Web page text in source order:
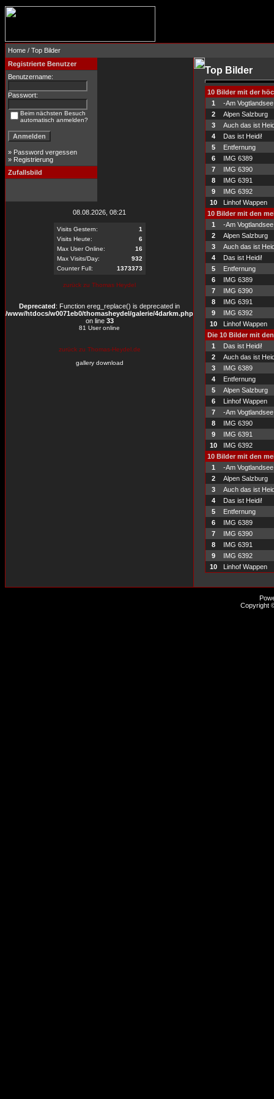
Home / Top Bilder
Registrierte Benutzer
Benutzername:
Passwort:
Beim nächsten Besuch
automatisch anmelden?
» Password vergessen
» Registrierung
Zufallsbild
08.08.2026, 08:21
Visits Gestern:
1
Visits Heute:
6
Max User Online:
16
Max Visits/Day:
932
Counter Full:
1373373
zurück zu Thomas Heydel
Deprecated: Function ereg_replace() is deprecated in
/www/htdocs/w0071eb0/thomasheydel/galerie/4darkm.php
on line 33
81 User online
zurück zu Thomas-Heydel.de
gallery download
Top Bilder
10 Bilder mit der
1
-Am
2
Alpen Salzburg
3
Auch das ist
4
Das ist Heidi!
5
Entfernung
6
IMG 6389
7
IMG 6390
8
IMG 6391
9
IMG 6392
10
Linhof Wappen
10 Bilder mit den
1
-Am
2
Alpen Salzburg
3
Auch das ist
4
Das ist Heidi!
5
Entfernung
6
IMG 6389
7
IMG 6390
8
IMG 6391
9
IMG 6392
10
Linhof Wappen
Die 10 Bilder mit
1
Das ist Heidi!
2
Auch das ist
3
IMG 6389
4
Entfernung
5
Alpen Salzburg
6
Linhof Wappen
7
-Am
8
IMG 6390
9
IMG 6391
10
IMG 6392
10 Bilder mit den
1
-Am
2
Alpen Salzburg
3
Auch das ist
4
Das ist Heidi!
5
Entfernung
6
IMG 6389
7
IMG 6390
8
IMG 6391
9
IMG 6392
10
Linhof Wappen
Copyright